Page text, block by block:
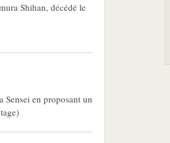
Shihan, décédé le
Sensei en proposant un